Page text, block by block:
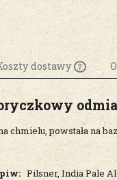
dostawy
chmielu, powstała na
Pilsner, India Pale